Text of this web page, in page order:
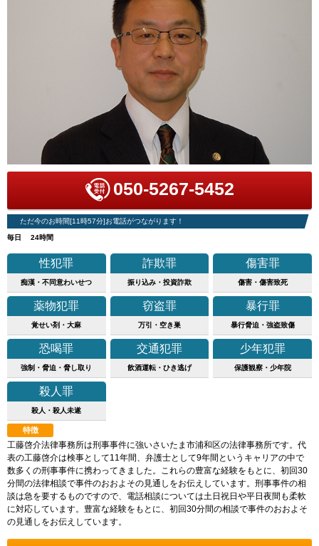
050-5267-5452
ただ今のお時間[11時57分]お電話がつながります！
毎日 24時間
性犯罪
痴漢・不同意わいせつ
詐欺罪
振り込み・投資詐欺
傷害罪
傷害・傷害致死
薬物犯罪
覚せい剤・大麻
窃盗罪
万引・空き巣
暴行罪
暴行脅迫・強盗致傷
恐喝罪
強制・脅迫・脅し取り
交通犯罪
飲酒運転・ひき逃げ
少年犯罪
保護観察・少年院
殺人罪
殺人・殺人未遂
特徴
工藤啓介法律事務所は刑事事件に強いさいたま市浦和区の法律事務所です。代
表の工藤啓介は検事として11年間、弁護士として9年間というキャリアの中で
数多くの刑事事件に携わってきました。これらの豊富な経験をもとに、初回30
分間の法律相談で事件のおおよその見通しをお伝えしています。刑事事件の相
談は急を要するものですので、電話相談については土日祝日や平日夜間も柔軟
に対応しています。豊富な経験をもとに、初回30分間の相談で事件のおおよそ
の見通しをお伝えしています。